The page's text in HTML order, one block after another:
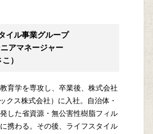
イル事業グループ
アマネージャー
）
育学を専攻し、卒業後、株式会社
クス株式会社）に入社。自治体・
した省資源・無公害性樹脂フィル
携わる。その後、ライフスタイル